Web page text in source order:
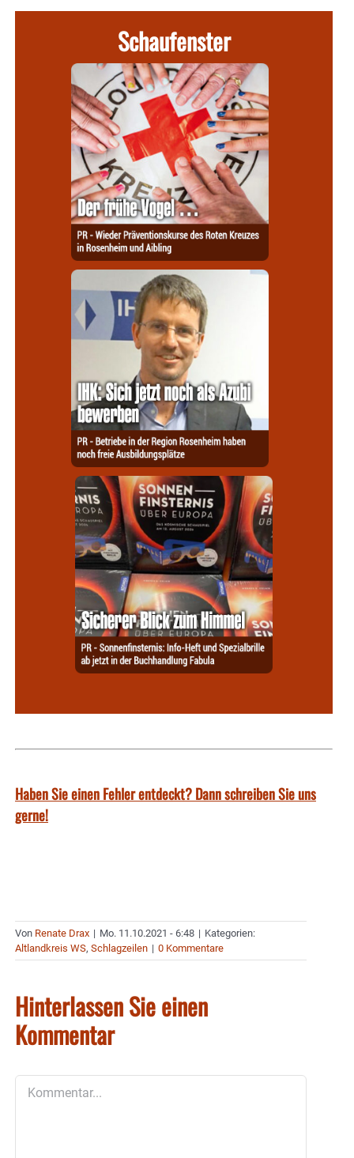
Schaufenster
Haben Sie einen Fehler entdeckt? Dann schreiben Sie uns
gerne!
Von Renate Drax | Mo. 11.10.2021 - 6:48 | Kategorien:
Altlandkreis WS, Schlagzeilen | 0 Kommentare
Hinterlassen Sie einen
Kommentar